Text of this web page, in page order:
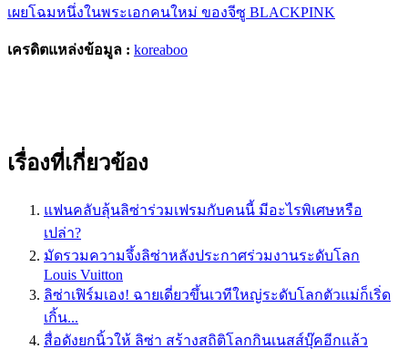
เผยโฉมหนึ่งในพระเอกคนใหม่ ของจีซู BLACKPINK
เครดิตแหล่งข้อมูล : koreaboo
เรื่องที่เกี่ยวข้อง
แฟนคลับลุ้นลิซ่าร่วมเฟรมกับคนนี้ มีอะไรพิเศษหรือ
เปล่า?
มัดรวมความจึ้งลิซ่าหลังประกาศร่วมงานระดับโลก
Louis Vuitton
ลิซ่าเฟิร์มเอง! ฉายเดี่ยวขึ้นเวทีใหญ่ระดับโลกตัวแม่ก็เริ่ด
เกิ้น...
สื่อดังยกนิ้วให้ ลิซ่า สร้างสถิติโลกกินเนสส์บุ๊คอีกแล้ว